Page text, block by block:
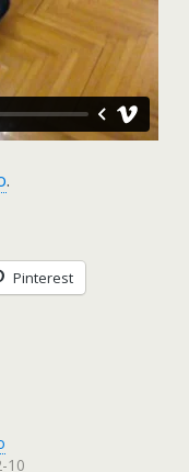
.
Pinterest
10